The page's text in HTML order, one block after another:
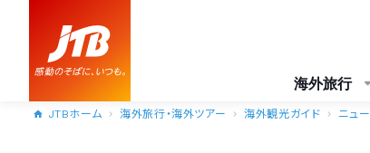
海外旅行
JTBホーム 海外旅行・海外ツアー 海外観光ガイド ニュ